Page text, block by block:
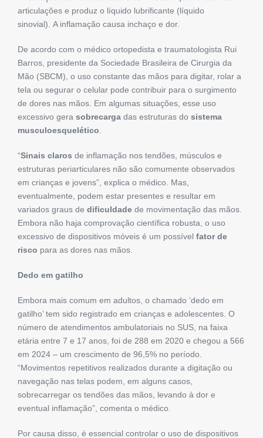
articulações e produz o líquido lubrificante (líquido
sinovial). A inflamação causa inchaço e dor.
De acordo com o médico ortopedista e traumatologista Rui
Barros, presidente da Sociedade Brasileira de Cirurgia da
Mão (SBCM), o uso constante das mãos para digitar, rolar a
tela ou segurar o celular pode contribuir para o surgimento
de dores nas mãos. Em algumas situações, esse uso
excessivo gera sobrecarga das estruturas do sistema
musculoesquelético.
“Sinais claros de inflamação nos tendões, músculos e
estruturas periarticulares não são comumente observados
em crianças e jovens”, explica o médico. Mas,
eventualmente, podem estar presentes e resultar em
variados graus de dificuldade de movimentação das mãos.
Embora não haja comprovação científica robusta, o uso
excessivo de dispositivos móveis é um possível fator de
risco para as dores nas mãos.
Dedo em gatilho
Embora mais comum em adultos, o chamado ‘dedo em
gatilho’ tem sido registrado em crianças e adolescentes. O
número de atendimentos ambulatoriais no SUS, na faixa
etária entre 7 e 17 anos, foi de 288 em 2020 e chegou a 566
em 2024 – um crescimento de 96,5% no período.
“Movimentos repetitivos realizados durante a digitação ou
navegação nas telas podem, em alguns casos,
sobrecarregar os tendões das mãos, levando à dor e
eventual inflamação”, comenta o médico.
Por causa disso, é essencial controlar o uso de dispositivos